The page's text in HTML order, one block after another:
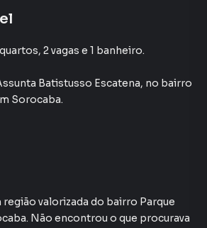
2 vagas e 1 banheiro.
Batistusso Escatena, no bairro
Sorocaba.
região valorizada do bairro Parque
Não encontrou o que procurava